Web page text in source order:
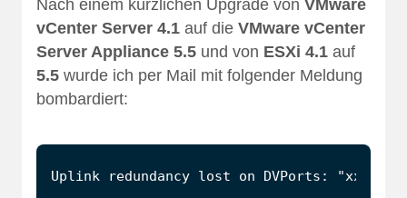
Nach einem kürzlichen Upgrade von VMware
vCenter Server 4.1 auf die VMware vCenter
Server Appliance 5.5 und von ESXi 4.1 auf
5.5 wurde ich per Mail mit folgender Meldung
bombardiert: